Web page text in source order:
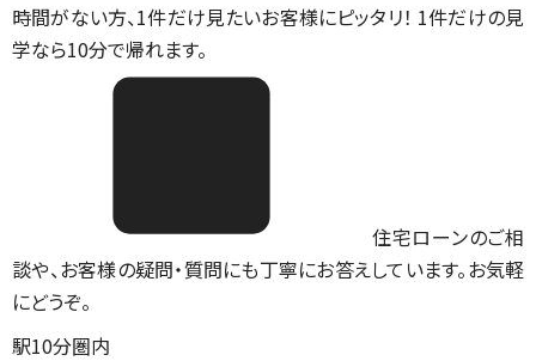
時間がない方、1件だけ見たいお客様にピッタリ！ 1件だけの見
学なら10分で帰れます。
住宅ローンのご相
談や、お客様の疑問・質問にも丁寧にお答えしています。お気軽
にどうぞ。
駅10分圏内